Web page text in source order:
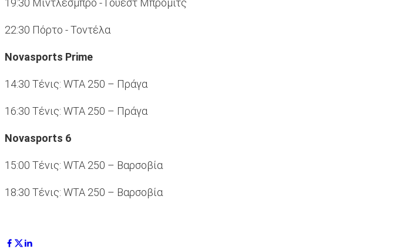
19:30 Μίντλεσμπρο - Γουέστ Μπρόμιτς
22:30 Πόρτο - Τοντέλα
Novasports Prime
14:30 Τένις: WTA 250 – Πράγα
16:30 Τένις: WTA 250 – Πράγα
Novasports 6
15:00 Τένις: WTA 250 – Βαρσοβία
18:30 Τένις: WTA 250 – Βαρσοβία